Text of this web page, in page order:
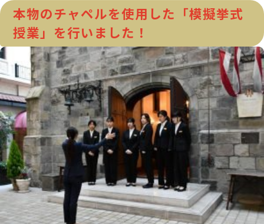
本物のチャペルを使用した「模擬挙式
授業」を行いました！